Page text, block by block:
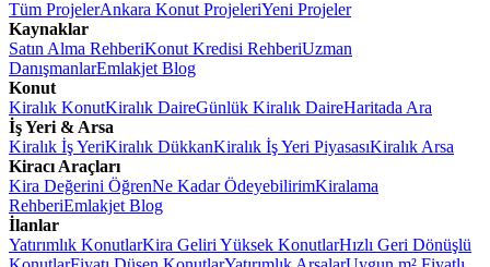
Tüm ProjelerAnkara Konut ProjeleriYeni Projeler
Kaynaklar
Satın Alma RehberiKonut Kredisi RehberiUzman
DanışmanlarEmlakjet Blog
Konut
Kiralık KonutKiralık DaireGünlük Kiralık DaireHaritada Ara
İş Yeri & Arsa
Kiralık İş YeriKiralık DükkanKiralık İş Yeri PiyasasıKiralık Arsa
Kiracı Araçları
Kira Değerini ÖğrenNe Kadar ÖdeyebilirimKiralama
RehberiEmlakjet Blog
İlanlar
Yatırımlık KonutlarKira Geliri Yüksek KonutlarHızlı Geri Dönüşlü